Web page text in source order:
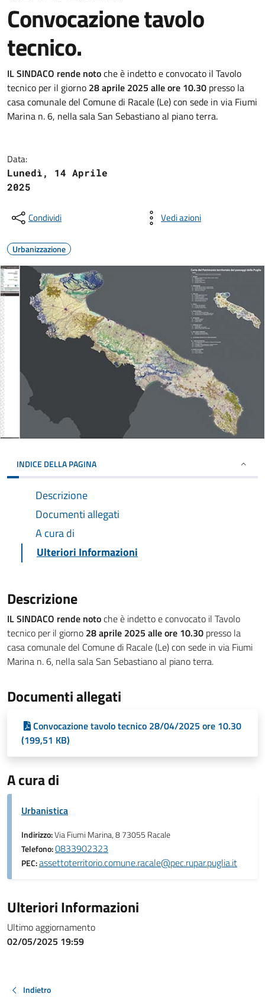
Convocazione tavolo
tecnico.
IL SINDACO rende notoche è indetto e convocato il Tavolo
tecnico per il giorno 28 aprile 2025 alle ore 10.30 presso la
casa comunale del Comune di Racale (Le) con sede in via Fiumi
Marina n. 6, nella sala San Sebastiano al piano terra.
Data:
Lunedì, 14 Aprile
2025
Condividi Vedi azioni
Urbanizzazione
INDICE DELLA PAGINA
Descrizione
Documenti allegati
A cura di
Ulteriori Informazioni
Descrizione
IL SINDACO rende notoche è indetto e convocato il Tavolo
tecnico per il giorno 28 aprile 2025 alle ore 10.30 presso la
casa comunale del Comune di Racale (Le) con sede in via Fiumi
Marina n. 6, nella sala San Sebastiano al piano terra.
Documenti allegati
Convocazione tavolo tecnico 28/04/2025 ore 10.30
(199,51 KB)
A cura di
Urbanistica
Indirizzo:Via Fiumi Marina, 8 73055 Racale
Telefono:0833902323
PEC:assettoterritorio.comune.racale@pec.rupar.puglia.it
Ulteriori Informazioni
Ultimo aggiornamento
02/05/2025 19:59
Indietro